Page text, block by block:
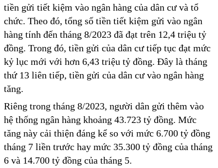
tiền gửi tiết kiệm vào ngân hàng của dân cư và tổ
chức. Theo đó, tổng số tiền tiết kiệm gửi vào ngân
hàng tính đến tháng 8/2023 đã đạt trên 12,4 triệu tỷ
đồng. Trong đó, tiền gửi của dân cư tiếp tục đạt mức
kỷ lục mới với hơn 6,43 triệu tỷ đồng. Đây là tháng
thứ 13 liên tiếp, tiền gửi của dân cư vào ngân hàng
tăng.
Riêng trong tháng 8/2023, người dân gửi thêm vào
hệ thống ngân hàng khoảng 43.723 tỷ đồng. Mức
tăng này cải thiện đáng kể so với mức 6.700 tỷ đồng
tháng 7 liền trước hay mức 35.300 tỷ đồng của tháng
6 và 14.700 tỷ đồng của tháng 5.